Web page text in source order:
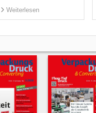
Weiterlesen